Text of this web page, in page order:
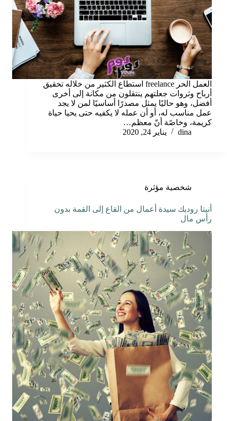
العمل الحر freelance استطاع الكثير من خلاله تحقيق
أرباح وثروات جعلتهم ينتقلون من مكانة إلى أخرى
أفضل، وهو حاليًا يمثل مصدرًا أساسيًا لمن لا يجد
عمل مناسب له، أو أن عمله لا يكفيه حتى يحيا حياة
كريمة، وخاصًة أنّ معظم…
dina
يناير 24, 2020
شخصية مؤثرة
أنيتا روديك سيدة أعمال من القاع إلى القمة بدون
رأس مال